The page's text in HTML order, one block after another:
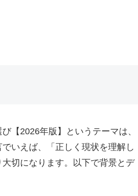
【2026年版】というテーマは、
いえば、「正しく現状を理解し
切になります。以下で背景とデ